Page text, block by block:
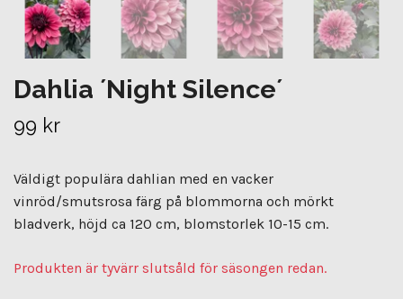
Dahlia ´Night Silence´
99 kr
Väldigt populära dahlian med en vacker
vinröd/smutsrosa färg på blommorna och mörkt
bladverk, höjd ca 120 cm, blomstorlek 10-15 cm.
Produkten är tyvärr slutsåld för säsongen redan.